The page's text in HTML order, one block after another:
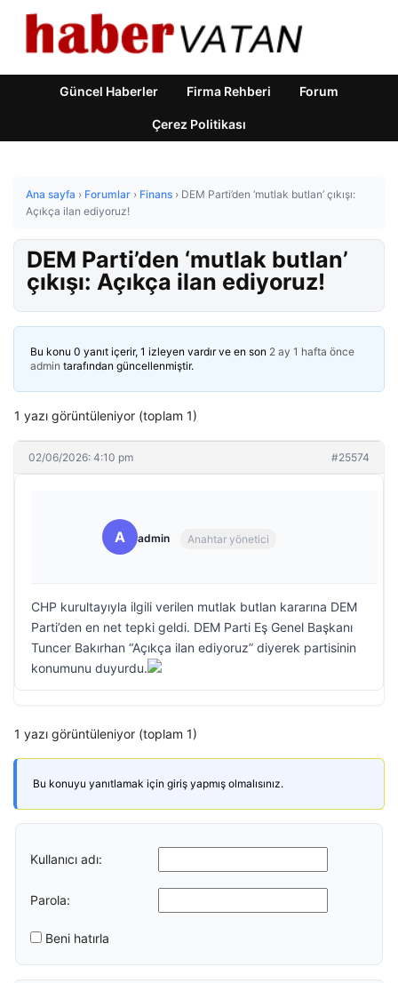
Güncel Haberler Firma Rehberi Forum
Çerez Politikası
Ana sayfa › Forumlar › Finans › DEM Parti’den ‘mutlak butlan’ çıkışı:
Açıkça ilan ediyoruz!
DEM Parti’den ‘mutlak butlan’
çıkışı: Açıkça ilan ediyoruz!
Bu konu 0 yanıt içerir, 1 izleyen vardır ve en son 2 ay 1 hafta önce
admin tarafından güncellenmiştir.
1 yazı görüntüleniyor (toplam 1)
02/06/2026: 4:10 pm #25574
A admin Anahtar yönetici
CHP kurultayıyla ilgili verilen mutlak butlan kararına DEM
Parti’den en net tepki geldi. DEM Parti Eş Genel Başkanı
Tuncer Bakırhan “Açıkça ilan ediyoruz” diyerek partisinin
konumunu duyurdu.
1 yazı görüntüleniyor (toplam 1)
Bu konuyu yanıtlamak için giriş yapmış olmalısınız.
Kullanıcı adı:
Parola:
Beni hatırla